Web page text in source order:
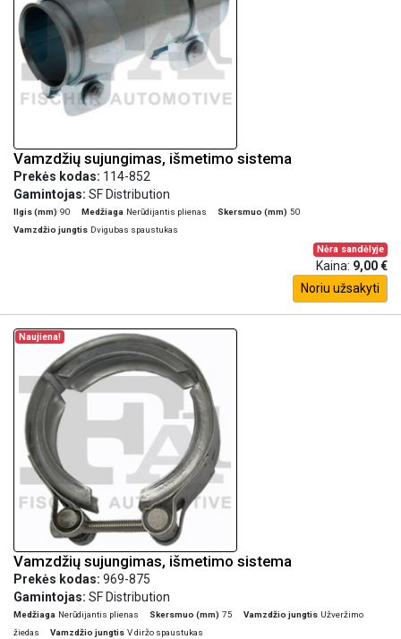
Vamzdžių sujungimas, išmetimo sistema
Prekės kodas: 114-852
Gamintojas: SF Distribution
Ilgis (mm) 90 Medžiaga Nerūdijantis plienas Skersmuo (mm) 50
Vamzdžio jungtis Dvigubas spaustukas
Nėra sandėlyje
Kaina: 9,00 €
Noriu užsakyti
Naujiena!
Vamzdžių sujungimas, išmetimo sistema
Prekės kodas: 969-875
Gamintojas: SF Distribution
Medžiaga Nerūdijantis plienas Skersmuo (mm) 75 Vamzdžio jungtis Užveržimo
žiedas
Vamzdžio jungtis V diržo spaustukas